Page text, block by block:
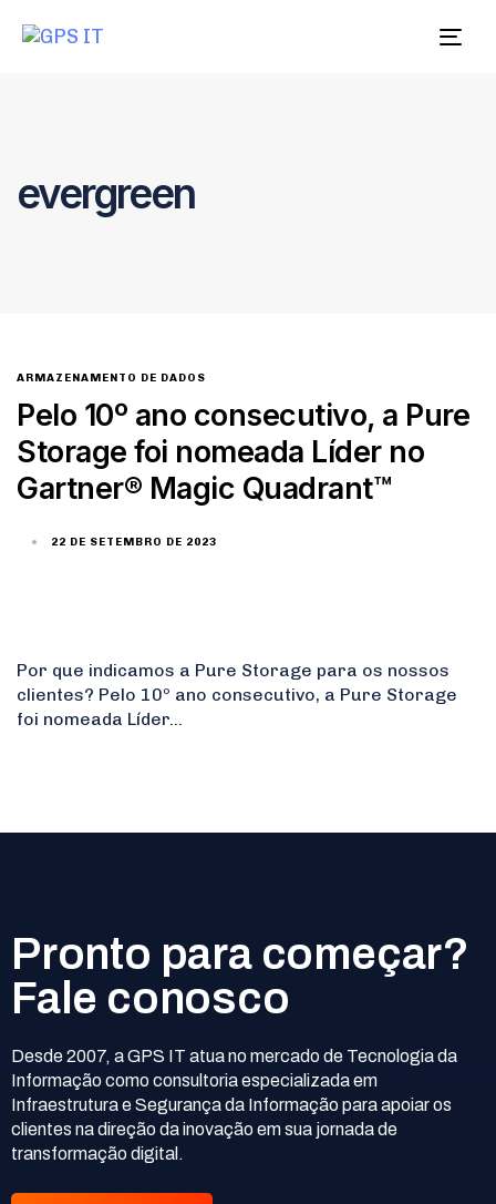
evergreen
ARMAZENAMENTO DE DADOS
Pelo 10º ano consecutivo, a Pure
Storage foi nomeada Líder no
Gartner® Magic Quadrant™
22 DE SETEMBRO DE 2023
Por que indicamos a Pure Storage para os nossos
clientes? Pelo 10º ano consecutivo, a Pure Storage
foi nomeada Líder…
Pronto para começar?
Fale conosco
Desde 2007, a GPS IT atua no mercado de Tecnologia da
Informação como consultoria especializada em
Infraestrutura e Segurança da Informação para apoiar os
clientes na direção da inovação em sua jornada de
transformação digital.